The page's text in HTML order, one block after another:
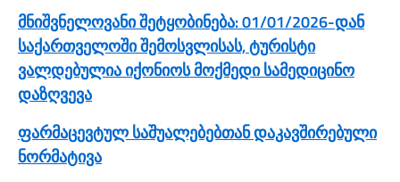
მნიშვნელოვანი შეტყობინება: 01/01/2026-დან
საქართველოში შემოსვლისას, ტურისტი
ვალდებულია იქონიოს მოქმედი სამედიცინო
დაზღვევა
ფარმაცევტულ საშუალებებთან დაკავშირებული
ნორმატივა